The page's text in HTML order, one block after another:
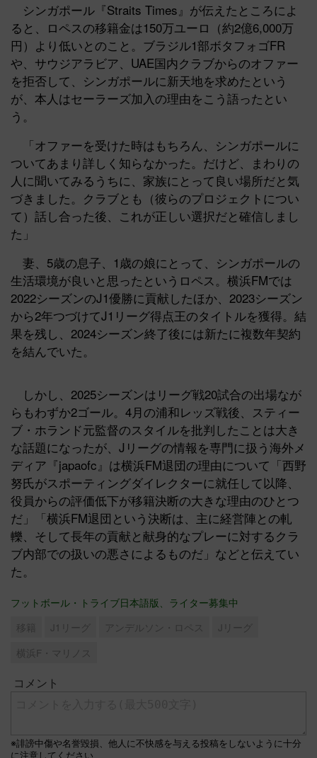
シンガポール『Straits Times』が伝えたところによ
ると、ロペスの移籍金は150万ユーロ（約2億6,000万
円）より低いとのこと。ブラジル1部ボタフォゴFR
や、サウジアラビア、UAE国内クラブからのオファー
を拒否して、シンガポールに新天地を求めたという
が、本人はセーラーズ加入の理由をこう語ったとい
う。
「オファーを受けた時はもちろん、シンガポールに
ついてあまり詳しく知らなかった。だけど、まわりの
人に聞いてみるうちに、家族にとって良い場所だと気
づきました。クラブとも（彼らのプロジェクトについ
て）話し合った後、これが正しい選択だと確信しまし
た」
妻、5歳の息子、1歳の娘にとって、シンガポールの
生活環境が良いと思ったというロペス。横浜FMでは
2022シーズンのJ1優勝に貢献したほか、2023シーズン
から2年つづけてJ1リーグ得点王のタイトルを獲得。結
果を残し、2024シーズン終了後には新たに複数年契約
を結んでいた。
しかし、2025シーズンはリーグ戦20試合の出場なが
らもわずか2ゴール。4月の浦和レッズ戦後、スティー
ブ・ホランド元監督のスタイルを批判したことは大き
な話題になったが、Jリーグの情報を専門に扱う海外メ
ディア『japaofc』は横浜FM退団の理由について「西野
努氏がスポーティングダイレクターに就任して以降、
役員からの評価低下が移籍決断の大きな理由のひとつ
だ」「横浜FM退団という決断は、主に経営陣との軋
轢、そして長年の貢献と献身的なプレーに対するクラ
ブ内部での扱いの悪さによるものだ」などと伝えてい
た。
フットボール・トライブ日本語版、ライター募集中
移籍 J1リーグ アンデルソン・ロペス
Jリーグ
横浜F・マリノス